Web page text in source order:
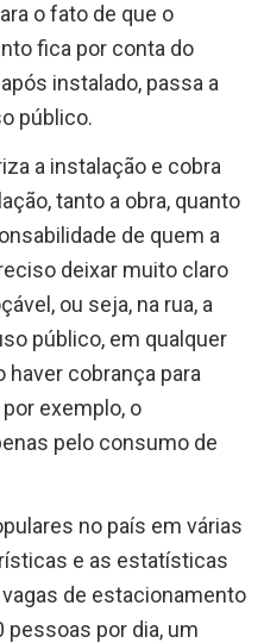
o fato de que o
fica por conta do
instalado, passa a
público.
a instalação e cobra
tanto a obra, quanto
de quem a
deixar muito claro
ou seja, na rua, a
público, em qualquer
haver cobrança para
exemplo, o
pelo consumo de
no país em várias
e as estatísticas
de estacionamento
pessoas por dia, um